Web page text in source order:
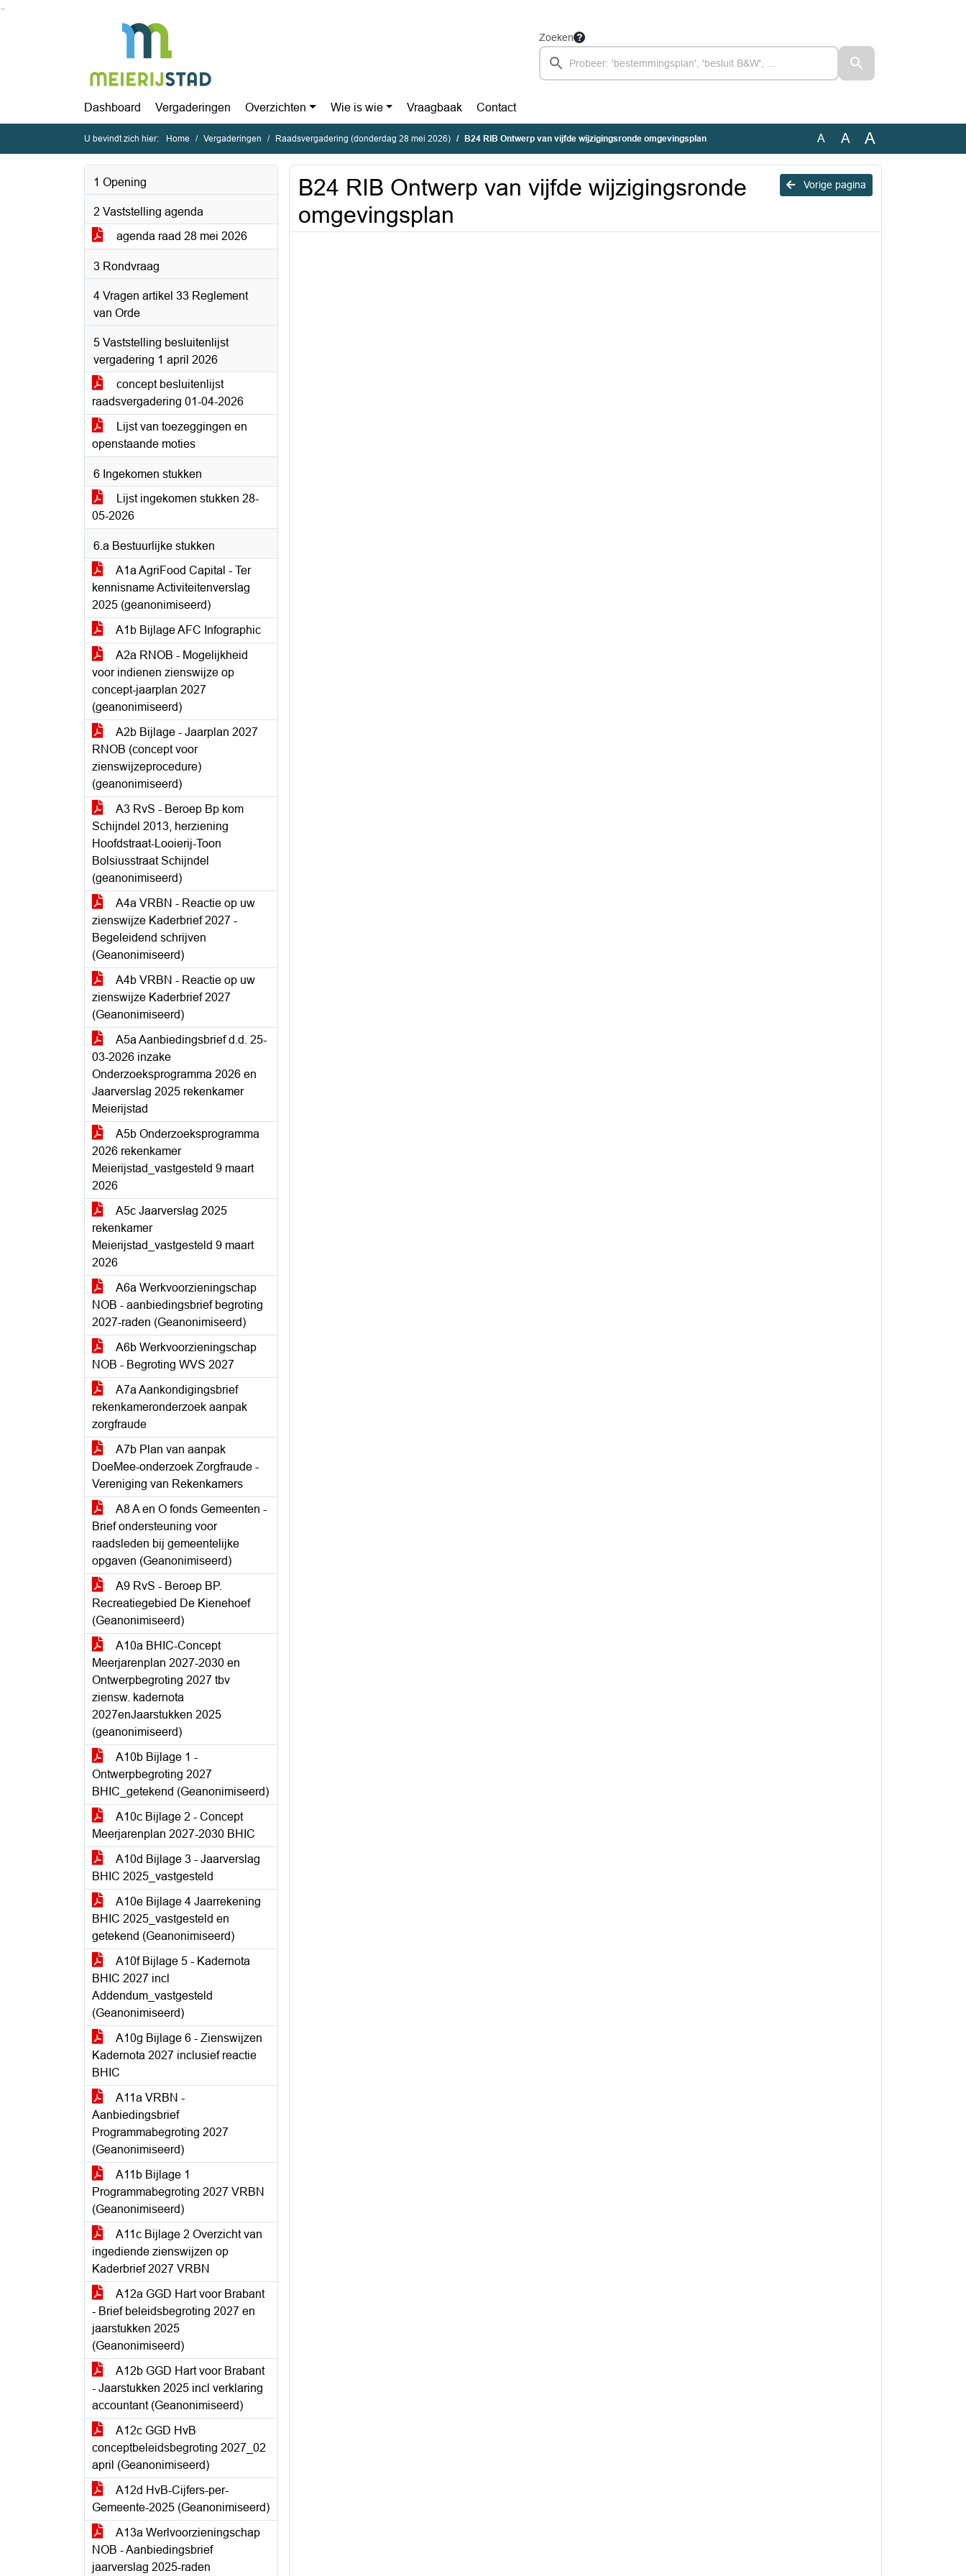
Zoeken
Dashboard Vergaderingen Overzichten Wie is wie Vraagbaak Contact
U bevindt zich hier: Home Vergaderingen Raadsvergadering (donderdag 28 mei 2026) B24 RIB Ontwerp van vijfde wijzigingsronde omgevingsplan A A A
1 Opening
2 Vaststelling agenda
agenda raad 28 mei 2026
3 Rondvraag
4 Vragen artikel 33 Reglement
van Orde
5 Vaststelling besluitenlijst
vergadering 1 april 2026
concept besluitenlijst
raadsvergadering 01-04-2026
Lijst van toezeggingen en
openstaande moties
6 Ingekomen stukken
Lijst ingekomen stukken 28-
05-2026
6.a Bestuurlijke stukken
A1a AgriFood Capital - Ter
kennisname Activiteitenverslag
2025 (geanonimiseerd)
A1b Bijlage AFC Infographic
A2a RNOB - Mogelijkheid
voor indienen zienswijze op
concept-jaarplan 2027
(geanonimiseerd)
A2b Bijlage - Jaarplan 2027
RNOB (concept voor
zienswijzeprocedure)
(geanonimiseerd)
A3 RvS - Beroep Bp kom
Schijndel 2013, herziening
Hoofdstraat-Looierij-Toon
Bolsiusstraat Schijndel
(geanonimiseerd)
A4a VRBN - Reactie op uw
zienswijze Kaderbrief 2027 -
Begeleidend schrijven
(Geanonimiseerd)
A4b VRBN - Reactie op uw
zienswijze Kaderbrief 2027
(Geanonimiseerd)
A5a Aanbiedingsbrief d.d. 25-
03-2026 inzake
Onderzoeksprogramma 2026 en
Jaarverslag 2025 rekenkamer
Meierijstad
A5b Onderzoeksprogramma
2026 rekenkamer
Meierijstad_vastgesteld 9 maart
2026
A5c Jaarverslag 2025
rekenkamer
Meierijstad_vastgesteld 9 maart
2026
A6a Werkvoorzieningschap
NOB - aanbiedingsbrief begroting
2027-raden (Geanonimiseerd)
A6b Werkvoorzieningschap
NOB - Begroting WVS 2027
A7a Aankondigingsbrief
rekenkameronderzoek aanpak
zorgfraude
A7b Plan van aanpak
DoeMee-onderzoek Zorgfraude -
Vereniging van Rekenkamers
A8 A en O fonds Gemeenten -
Brief ondersteuning voor
raadsleden bij gemeentelijke
opgaven (Geanonimiseerd)
A9 RvS - Beroep BP.
Recreatiegebied De Kienehoef
(Geanonimiseerd)
A10a BHIC-Concept
Meerjarenplan 2027-2030 en
Ontwerpbegroting 2027 tbv
ziensw. kadernota
2027enJaarstukken 2025
(geanonimiseerd)
A10b Bijlage 1 -
Ontwerpbegroting 2027
BHIC_getekend (Geanonimiseerd)
A10c Bijlage 2 - Concept
Meerjarenplan 2027-2030 BHIC
A10d Bijlage 3 - Jaarverslag
BHIC 2025_vastgesteld
A10e Bijlage 4 Jaarrekening
BHIC 2025_vastgesteld en
getekend (Geanonimiseerd)
A10f Bijlage 5 - Kadernota
BHIC 2027 incl
Addendum_vastgesteld
(Geanonimiseerd)
A10g Bijlage 6 - Zienswijzen
Kadernota 2027 inclusief reactie
BHIC
A11a VRBN -
Aanbiedingsbrief
Programmabegroting 2027
(Geanonimiseerd)
A11b Bijlage 1
Programmabegroting 2027 VRBN
(Geanonimiseerd)
A11c Bijlage 2 Overzicht van
ingediende zienswijzen op
Kaderbrief 2027 VRBN
A12a GGD Hart voor Brabant
- Brief beleidsbegroting 2027 en
jaarstukken 2025
(Geanonimiseerd)
A12b GGD Hart voor Brabant
- Jaarstukken 2025 incl verklaring
accountant (Geanonimiseerd)
A12c GGD HvB
conceptbeleidsbegroting 2027_02
april (Geanonimiseerd)
A12d HvB-Cijfers-per-
Gemeente-2025 (Geanonimiseerd)
A13a Werlvoorzieningschap
NOB - Aanbiedingsbrief
jaarverslag 2025-raden
Vorige pagina
B24 RIB Ontwerp van vijfde wijzigingsronde
omgevingsplan